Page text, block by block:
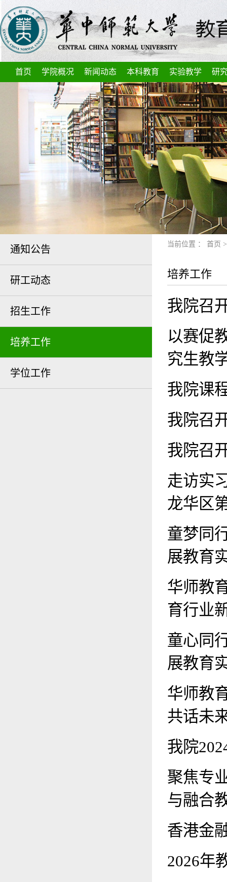
首页 学院概况 新闻动态 本科教育 实验教学 研
通知公告
研工动态
招生工作
培养工作
学位工作
当前位置 ： 首页
培养工作
我院召
以赛促
究生教
我院课
我院召
我院召
走访实
龙华区
童梦同
展教育
华师教
育行业
童心同
展教育
华师教
共话未
我院
聚焦专
与融合
香港金
2026年